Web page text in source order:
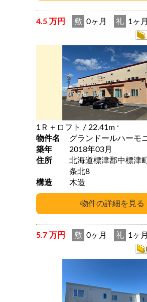
4.5 万円 敷 0ヶ月 礼 1ヶ月
1Ｒ＋ロフト / 22.41m 2
物件名
グランドールハーモ
築年
2018年03月
住所
北海道標津郡中標津
条北8
構造
木造
5.7 万円 敷 0ヶ月 礼 1ヶ月